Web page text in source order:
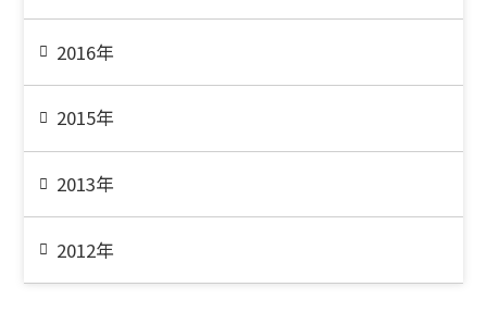
2016年
2015年
2013年
2012年